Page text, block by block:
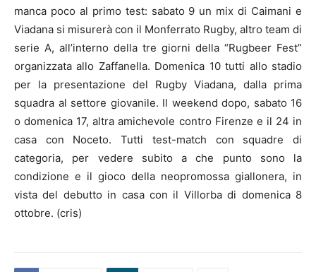
manca poco al primo test: sabato 9 un mix di Caimani e
Viadana si misurerà con il Monferrato Rugby, altro team di
serie A, all’interno della tre giorni della “Rugbeer Fest”
organizzata allo Zaffanella. Domenica 10 tutti allo stadio
per la presentazione del Rugby Viadana, dalla prima
squadra al settore giovanile. Il weekend dopo, sabato 16
o domenica 17, altra amichevole contro Firenze e il 24 in
casa con Noceto. Tutti test-match con squadre di
categoria, per vedere subito a che punto sono la
condizione e il gioco della neopromossa giallonera, in
vista del debutto in casa con il Villorba di domenica 8
ottobre. (cris)